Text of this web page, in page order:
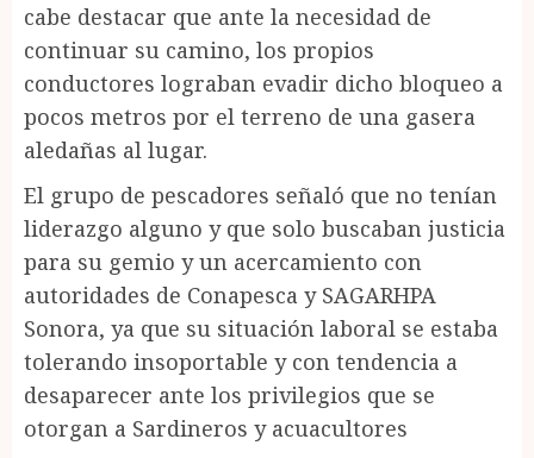
cabe destacar que ante la necesidad de
continuar su camino, los propios
conductores lograban evadir dicho bloqueo a
pocos metros por el terreno de una gasera
aledañas al lugar.
El grupo de pescadores señaló que no tenían
liderazgo alguno y que solo buscaban justicia
para su gemio y un acercamiento con
autoridades de Conapesca y SAGARHPA
Sonora, ya que su situación laboral se estaba
tolerando insoportable y con tendencia a
desaparecer ante los privilegios que se
otorgan a Sardineros y acuacultores